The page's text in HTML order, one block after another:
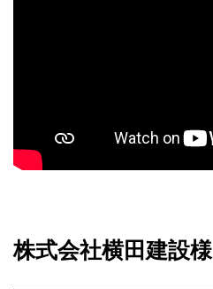
株式会社横田建設様